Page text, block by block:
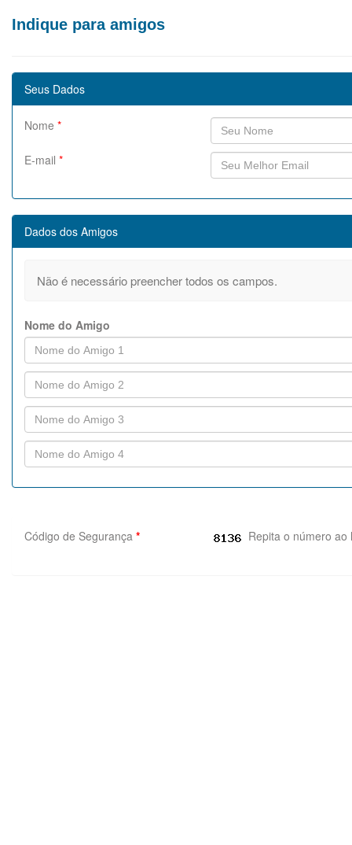
Indique para amigos
Seus Dados
Nome *
E-mail *
Dados dos Amigos
Não é necessário preencher todos os campos.
Nome do Amigo
Código de Segurança * Repita o número ao